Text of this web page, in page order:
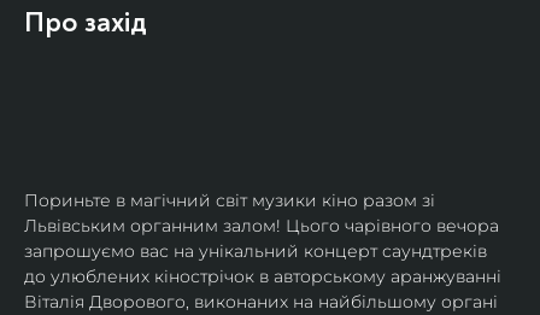
Про захід
Пориньте в магічний світ музики кіно разом зі
Львівським органним залом! Цього чарівного вечора
запрошуємо вас на унікальний концерт саундтреків
до улюблених кінострічок в авторському аранжуванні
Віталія Дворового, виконаних на найбільшому органі